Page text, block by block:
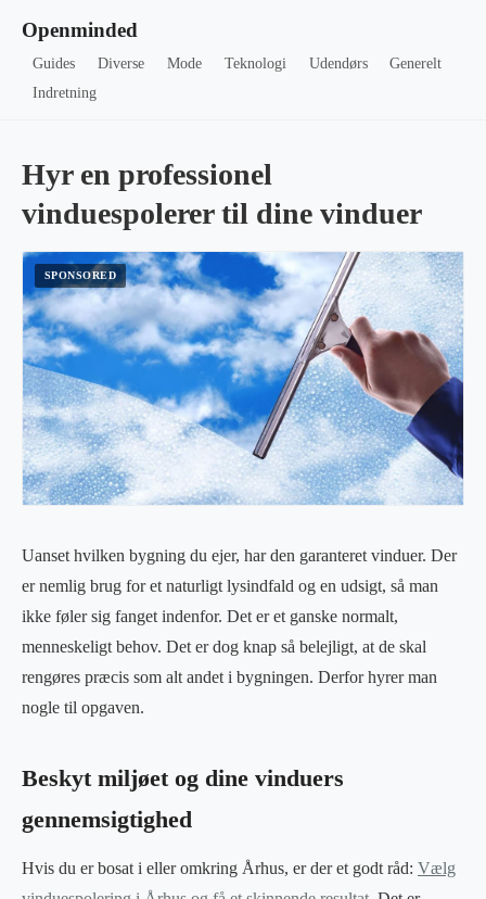
Openminded
Guides Diverse Mode Teknologi Udendørs
Generelt
Indretning
Hyr en professionel
vinduespolerer til dine vinduer
Uanset hvilken bygning du ejer, har den garanteret vinduer. Der
er nemlig brug for et naturligt lysindfald og en udsigt, så man
ikke føler sig fanget indenfor. Det er et ganske normalt,
menneskeligt behov. Det er dog knap så belejligt, at de skal
rengøres præcis som alt andet i bygningen. Derfor hyrer man
nogle til opgaven.
Beskyt miljøet og dine vinduers
gennemsigtighed
Hvis du er bosat i eller omkring Århus, er der et godt råd: Vælg